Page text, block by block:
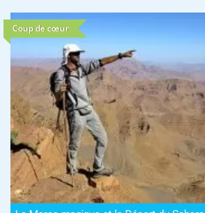
Coup de cœur